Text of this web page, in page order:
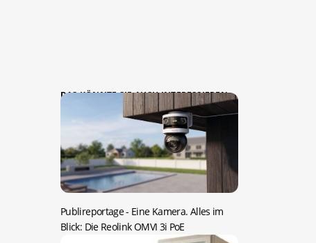
DAS KÖNNTE SIE AUCH INTERESSIEREN:
Publireportage - Eine Kamera. Alles im
Blick: Die Reolink OMVI 3i PoE